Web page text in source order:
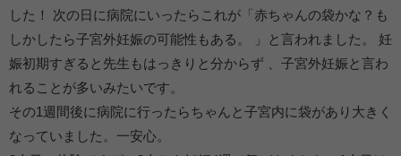
した！ 次の日に病院にいったらこれが「赤ちゃんの袋かな？も
しかしたら子宮外妊娠の可能性もある。 」と言われました。 妊
娠初期すぎると先生もはっきりと分からず 、子宮外妊娠と言わ
れることが多いみたいです。
その1週間後に病院に行ったらちゃんと子宮内に袋があり大きく
なっていました。一安心。